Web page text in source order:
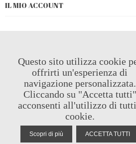
IL MIO ACCOUNT
PAGAMENTI ACCETTATI
Copyright 2024 | Tiquadro sas di Tombesi
Rivo 214 - 05100 - Terni (TR) |
Questo sito utilizza cookie
offrirti un'esperienza di
navigazione personalizzata.
Cliccando su "Accetta tutti"
acconsenti all'utilizzo di
cookie.
Scopri di più ACCETTA TUTTI